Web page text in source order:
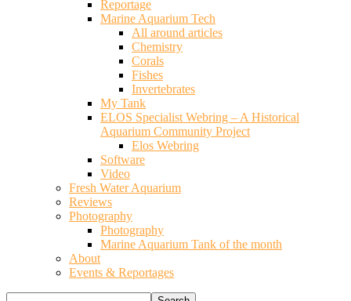
Reportage
Marine Aquarium Tech
All around articles
Chemistry
Corals
Fishes
Invertebrates
My Tank
ELOS Specialist Webring – A Historical
Aquarium Community Project
Elos Webring
Software
Video
Fresh Water Aquarium
Reviews
Photography
Photography
Marine Aquarium Tank of the month
About
Events & Reportages